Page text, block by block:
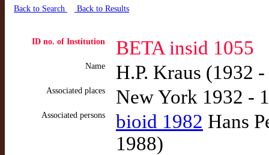
Back to Search Back to Results
ID no. of Institution BETA insid 1055
Name H.P. Kraus (1932
Associated places New York 1932 -
Associated persons bioid 1982 Hans
1988)